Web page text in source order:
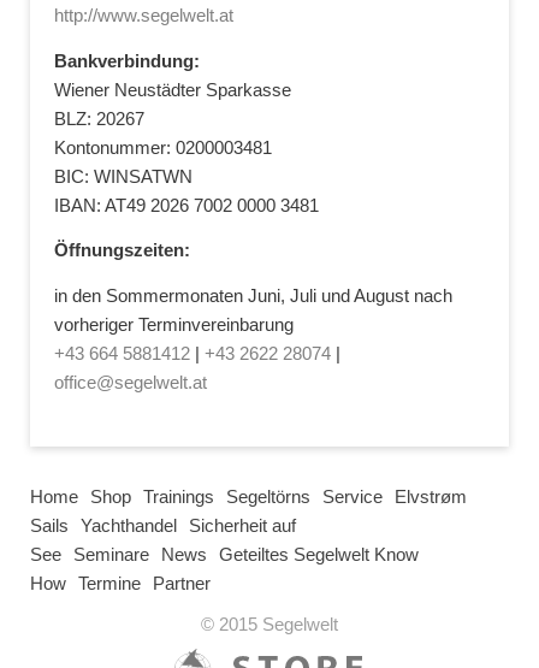
http://www.segelwelt.at
Bankverbindung:
Wiener Neustädter Sparkasse
BLZ: 20267
Kontonummer: 0200003481
BIC: WINSATWN
IBAN: AT49 2026 7002 0000 3481
Öffnungszeiten:
in den Sommermonaten Juni, Juli und August nach
vorheriger Terminvereinbarung
+43 664 5881412 | +43 2622 28074 |
office@segelwelt.at
Home Shop Trainings Segeltörns Service
Elvstrøm
Sails
Yachthandel
Sicherheit auf
See
Seminare News
Geteiltes Segelwelt Know
How Termine
Partner
© 2015 Segelwelt